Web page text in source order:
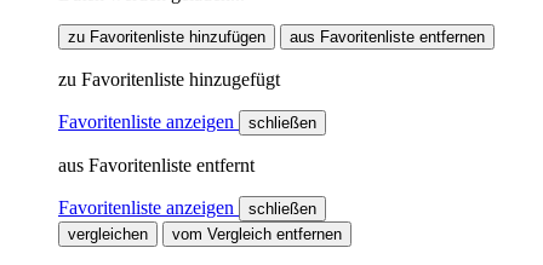
zu Favoritenliste hinzufügen aus Favoritenliste entfernen
zu Favoritenliste hinzugefügt
Favoritenliste anzeigen schließen
aus Favoritenliste entfernt
Favoritenliste anzeigen
schließen
vergleichen
vom Vergleich entfernen